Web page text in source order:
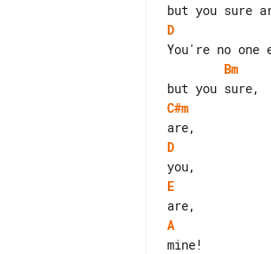
D
Bm
C#m
D
E
A
mine!